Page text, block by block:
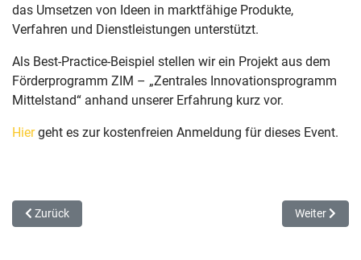
das Umsetzen von Ideen in marktfähige Produkte,
Verfahren und Dienstleistungen unterstützt.
Als Best-Practice-Beispiel stellen wir ein Projekt aus dem
Förderprogramm ZIM – „Zentrales Innovationsprogramm
Mittelstand“ anhand unserer Erfahrung kurz vor.
Hiergeht es zur kostenfreien Anmeldung für dieses Event.
Vorheriger Beitrag: Digitales Yard Management made by PAARI®
Zurück Nächster
Weiter